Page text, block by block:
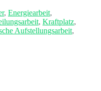
, Energiearbeit,
, Kraftplatz,
Aufstellungsarbeit,